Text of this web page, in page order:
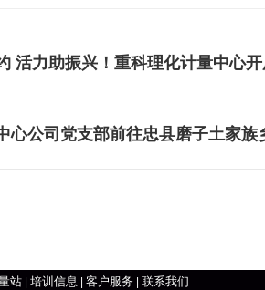
活力助振兴！重科理化计量中心
心公司党支部前往忠县磨子土家
站 | 培训信息 | 客户服务 | 联系我们